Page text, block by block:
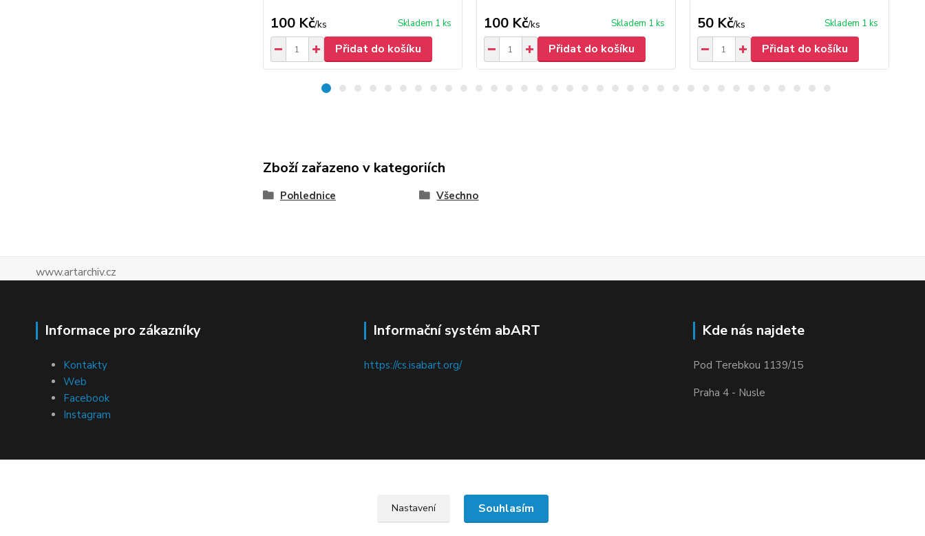
100 Kč/ks Skladem 1 ks
Přidat do košíku
100 Kč/ks Skladem 1 ks
Přidat do košíku
50 Kč/ks Skladem 1 ks
Přidat do košíku
Zboží zařazeno v kategoriích
Pohlednice Všechno
www.artarchiv.cz
Informace pro zákazníky
Kontakty
Web
Facebook
Instagram
Informační systém abART
https://cs.isabart.org/
Kde nás najdete
Pod Terebkou 1139/15
Praha 4 - Nusle
Upravit sběr cookies.
Nastavení Souhlasím